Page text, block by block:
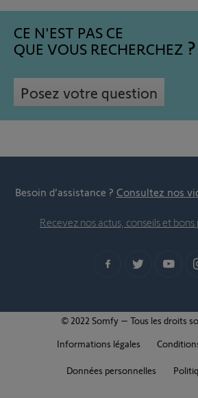
CE N'EST PAS CE
QUE VOUS RECHERCHEZ
Posez votre question
Besoin d’assistance ? Consultez nos
Recevez nos actus, conseils et bons
© 2022 Somfy – Tous les droits
Informations légales
Données personnelles